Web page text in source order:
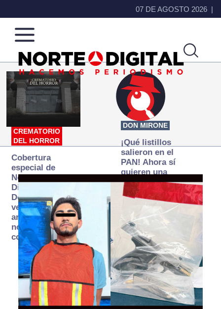
07 DE AGOSTO 2026
Norte
de
Ciudad
Más
que
noticias,
hacemos periodismo
CREMATORIO
DEL HORROR
Cobertura
especial de
Norte
Digital:
Donde la
verdad
arde… pero
no se
consume
DON MIRONE
¡Qué listillos
salieron en el
PAN! Ahora sí
quieren una
Fiscalía
autónoma… y
transexenal